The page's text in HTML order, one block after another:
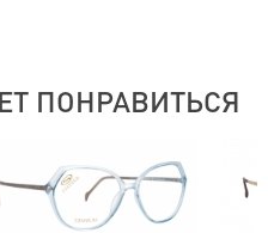
ПОНРАВИТЬСЯ